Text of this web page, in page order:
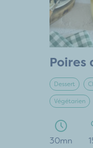
Poires
Dessert
Végétarien
30mn